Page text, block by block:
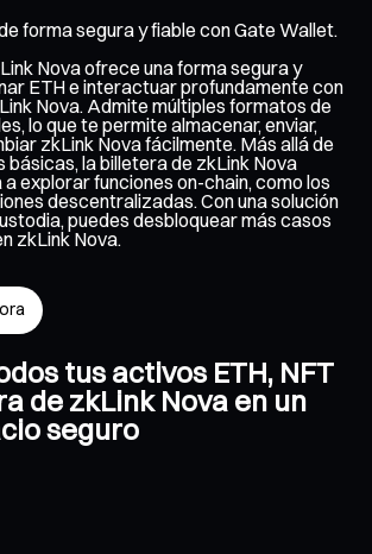
forma segura y fiable con Gate Wallet.
Nova ofrece una forma segura y
ETH e interactuar profundamente con
Nova. Admite múltiples formatos de
lo que te permite almacenar, enviar,
zkLink Nova fácilmente. Más allá de
la billetera de zkLink Nova
explorar funciones on-chain, como los
descentralizadas. Con una solución
puedes desbloquear más casos
zkLink Nova.
tus activos ETH, NFT
de zkLink Nova en un
seguro